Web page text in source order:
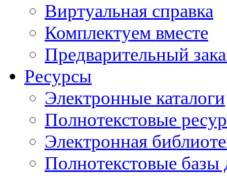
Виртуальная справка
Комплектуем вместе
Предварительный
Ресурсы
Электронные каталоги
Полнотекстовые
Электронная
Полнотекстовые